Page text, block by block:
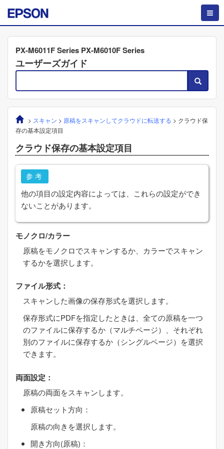
PX-M6011F Series PX-M6010F Series
ユーザーズガイド
> スキャン > 原稿をスキャンしてクラウドに転送する > クラウド保
存の基本設定項目
クラウド保存の基本設定項目
参考
他の項目の設定内容によっては、これらの設定ができ
ないことがあります。
モノクロ/カラー
原稿をモノクロでスキャンするか、カラーでスキャン
するかを選択します。
ファイル形式 ：
スキャンした画像の保存形式を選択します。
保存形式にPDFを指定したときは、全ての原稿を一つ
のファイルに保存するか（マルチページ）、それぞれ
別のファイルに保存するか（シングルページ）を選択
できます。
両面設定 ：
原稿の両面をスキャンします。
原稿セット方向 ：
原稿の向きを選択します。
開き方向(原稿) ：